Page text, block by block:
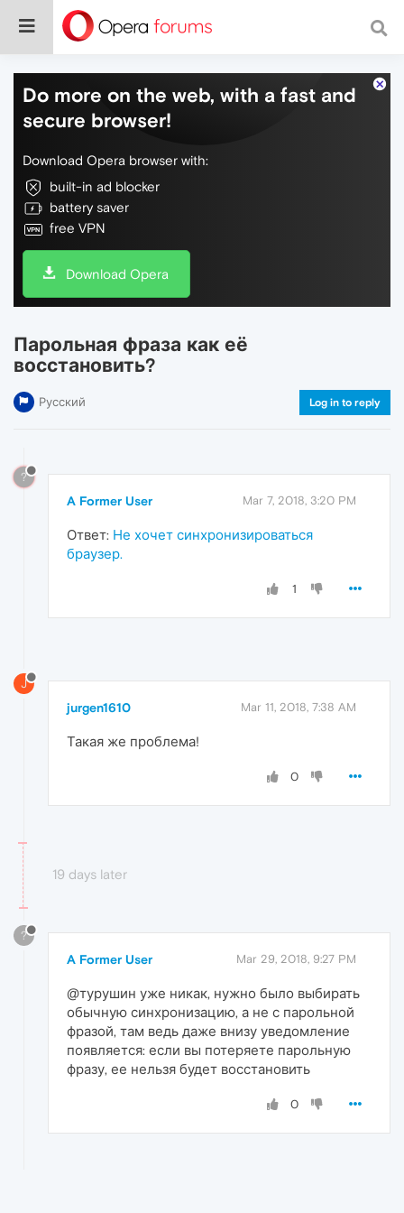
Do more on the web, with a fast and
secure browser!
Download Opera browser with:
built-in ad blocker
battery saver
free VPN
Download Opera
Парольная фраза как её
восстановить?
Русский Log in to reply
?
A Former User Mar 7, 2018, 3:20 PM
Ответ: Не хочет синхронизироваться
браузер.
1
J
jurgen1610 Mar 11, 2018, 7:38 AM
Такая же проблема!
0
19 days later
?
A Former User Mar 29, 2018, 9:27 PM
@турушин уже никак, нужно было выбирать
обычную синхронизацию, а не с парольной
фразой, там ведь даже внизу уведомление
появляется: если вы потеряете парольную
фразу, ее нельзя будет восстановить
0